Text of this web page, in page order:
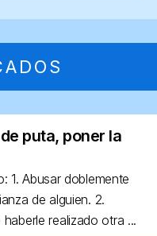
puta, poner la
1. Abusar doblemente
de alguien. 2.
realizado otra ...